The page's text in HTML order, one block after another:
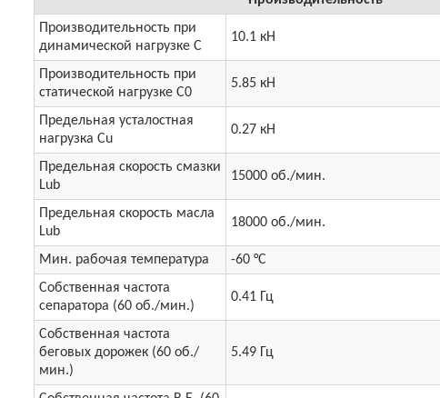
Производительность при
динамической нагрузке C
10.1 кН
Производительность при
статической нагрузке C0
5.85 кН
Предельная усталостная
нагрузка Cu
0.27 кН
Предельная скорость смазки
Lub
15000 об./мин.
Предельная скорость масла
Lub
18000 об./мин.
Мин. рабочая температура
-60 °C
Собственная частота
сепаратора (60 об./мин.)
0.41 Гц
Собственная частота
беговых дорожек (60 об./
мин.)
5.49 Гц